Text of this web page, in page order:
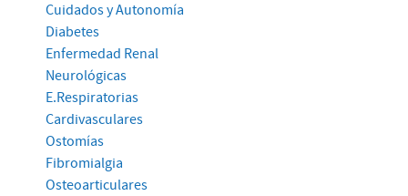
Cuidados y Autonomía
Diabetes
Enfermedad Renal
Neurológicas
E.Respiratorias
Cardivasculares
Ostomías
Fibromialgia
Osteoarticulares